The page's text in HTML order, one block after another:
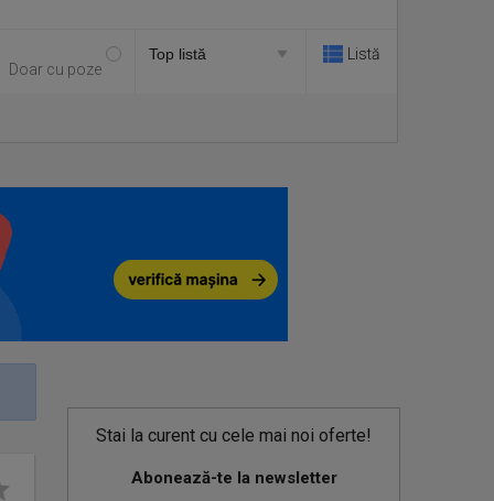
Doar cu poze
Listă
Stai la curent cu cele mai noi oferte!
Abonează-te la newsletter